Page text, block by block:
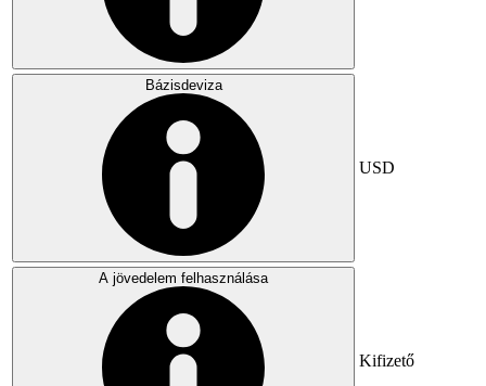
Bázisdeviza
USD
A jövedelem felhasználása
Kifizető